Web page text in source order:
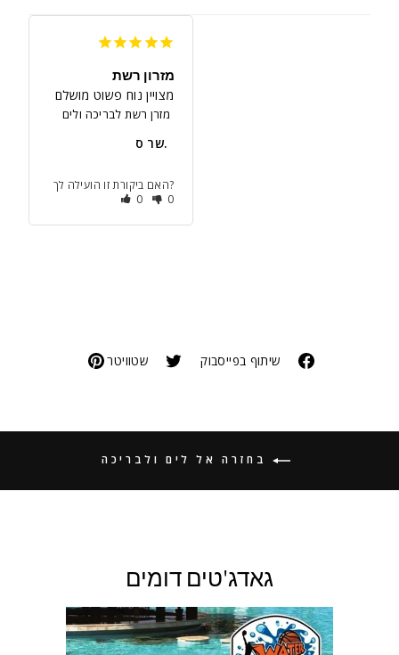
מזרון רשת
מצויין נוח פשוט מושלם
מזרן רשת לבריכה ולים
שר ס.
האם ביקורת זו הועילה לך?
0
0
שיתוף בפייסבוק שטוויטר
בחזרה אל לים ולבריכה
גאדג'טים דומים